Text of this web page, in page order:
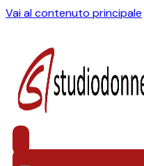
Vai al contenuto principale